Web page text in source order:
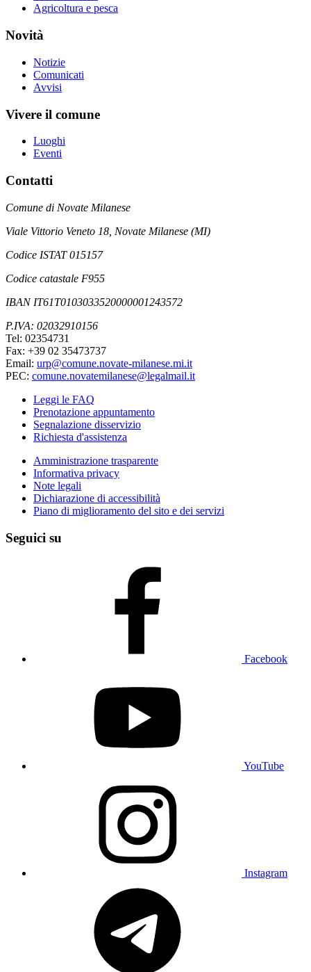
Agricoltura e pesca
Novità
Notizie
Comunicati
Avvisi
Vivere il comune
Luoghi
Eventi
Contatti
Comune di Novate Milanese
Viale Vittorio Veneto 18, Novate Milanese (MI)
Codice ISTAT 015157
Codice catastale F955
IBAN IT61T0103033520000001243572
P.IVA: 02032910156
Tel: 02354731
Fax: +39 02 35473737
Email: urp@comune.novate-milanese.mi.it
PEC: comune.novatemilanese@legalmail.it
Leggi le FAQ
Prenotazione appuntamento
Segnalazione disservizio
Richiesta d'assistenza
Amministrazione trasparente
Informativa privacy
Note legali
Dichiarazione di accessibilità
Piano di miglioramento del sito e dei servizi
Seguici su
Facebook
YouTube
Instagram